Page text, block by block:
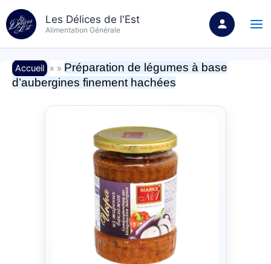
au
contenu
Les Délices de l'Est
Alimentation Générale
Accueil » » Préparation de légumes à base
d’aubergines finement hachées